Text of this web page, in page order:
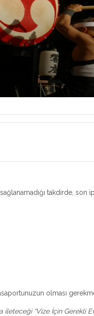
takdirde,
olması
“Vize İçin Gerekli